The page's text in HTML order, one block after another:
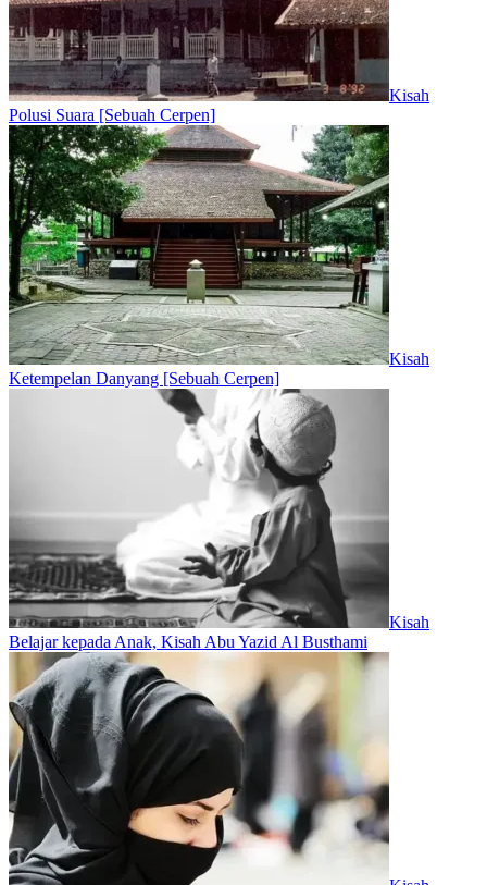
Kisah
Polusi Suara [Sebuah Cerpen]
Kisah
Ketempelan Danyang [Sebuah Cerpen]
Kisah
Belajar kepada Anak, Kisah Abu Yazid Al Busthami